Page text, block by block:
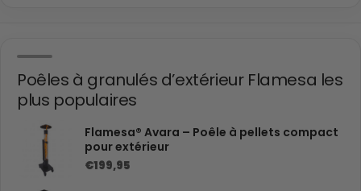
Poêles à granulés d’extérieur Flamesa les
plus populaires
Flamesa® Avara – Poêle à pellets compact
pour extérieur
€199,95